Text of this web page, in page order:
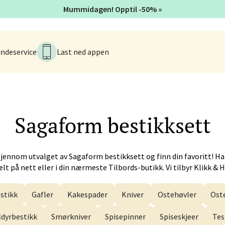
Last ned appen
Sagaformbestikksett
utvalget avSagaform bestikksett og finn din favoritt!
på nett eller i din nærmeste Tilbords-butikk. Vi tilbyr Klikk &
Gafler Kakespader Kniver Ostehøvler
Smørkniver Spisepinner Spiseskjeer
Mummidagen! Opptil -50% »
ikke tilgjengelig
- Alti Førde
10-20
8, 5014 Bergen